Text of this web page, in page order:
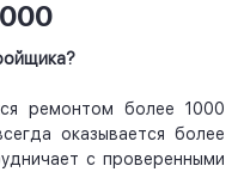
ремонтом более 1000
оказывается более
с проверенными